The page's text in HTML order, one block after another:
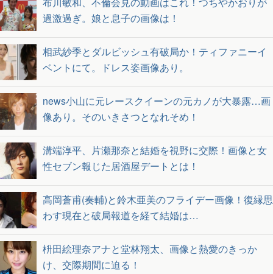
過激過ぎ。娘と息子の画像は！
相武紗季とダルビッシュ有破局か！ティファニーイ
ベントにて。ドレス姿画像あり。
news小山に元レースクイーンの元カノが大暴露…画
像あり。そのいきさつとなれそめ！
溝端淳平、片瀬那奈と結婚を視野に交際！画像と女
性セブン報じた居酒屋デートとは！
高岡蒼甫(奏輔)と鈴木亜美のフライデー画像！復縁思
わす現在と破局報道を経て結婚は…
枡田絵理奈アナと堂林翔太、画像と熱愛のきっか
け、交際期間に迫る！